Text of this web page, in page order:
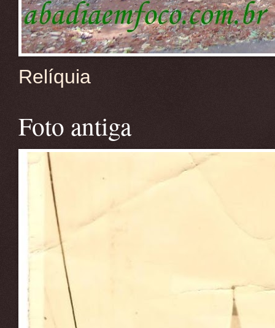
Relíquia
Foto antiga